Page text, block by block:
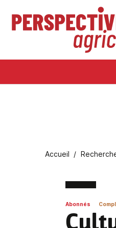
Aller au contenu principal
Fil d'Ariane
Accueil
Abonnés